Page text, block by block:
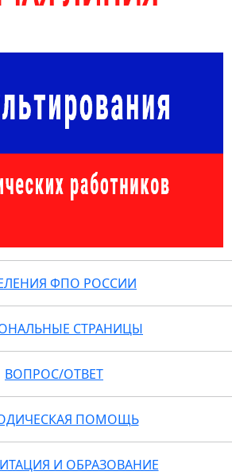
ФПО РОССИИ
СТРАНИЦЫ
ВОПРОС/ОТВЕТ
ПОМОЩЬ
И ОБРАЗОВАНИЕ